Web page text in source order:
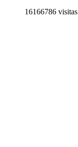
16166786 visitas